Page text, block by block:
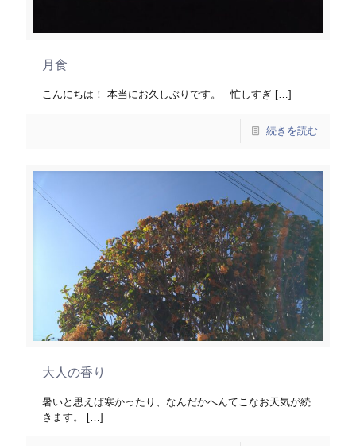
月食
こんにちは！ 本当にお久しぶりです。 忙しすぎ […]
続きを読む
大人の香り
暑いと思えば寒かったり、なんだかへんてこなお天気が続
きます。
[…]